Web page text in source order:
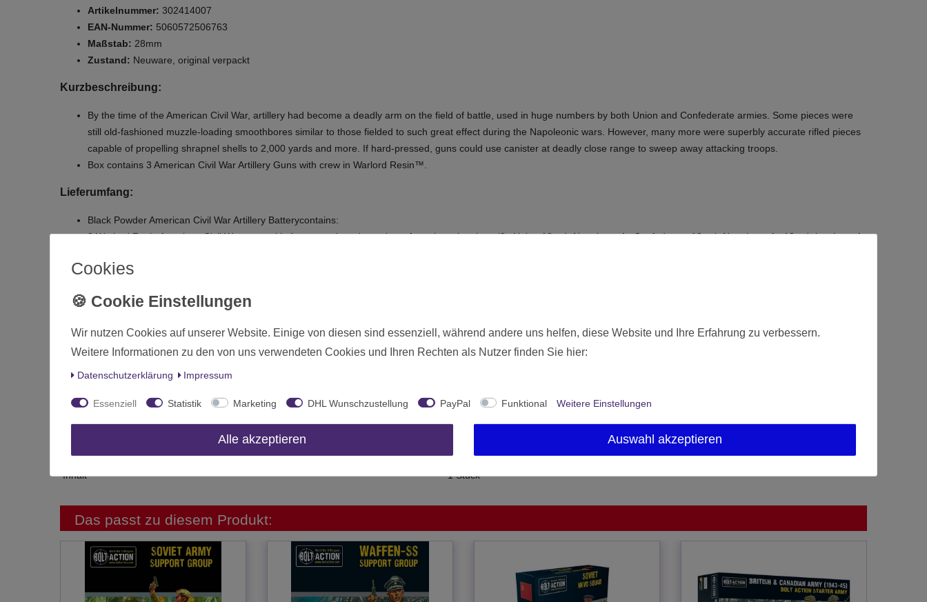
Artikelnummer: 302414007
EAN-Nummer: 5060572506763
Maßstab: 28mm
Zustand: Neuware, original verpackt
Kurzbeschreibung:
By the time of the American Civil War, artillery had become a deadly arm on the field of battle, used in huge numbers by both Union and Confederate armies. Some pieces were
still old-fashioned muzzle-loading smoothbores similar to those fielded to such great effect during the Napoleonic wars. However, many more were superbly accurate rifled pieces
capable of propelling shrapnel shells to 2,000 yards and more. If hard-pressed, guns could use canister at deadly close range to sweep away attacking troops.
Box contains 3 American Civil War Artillery Guns with crew in Warlord Resin™.
Lieferumfang:
Black Powder American Civil War Artillery Batterycontains:
3 Warlord Resin American Civil War guns with 4 crew each and a variety of gun barrel options (3x Union 12-pdr Napoleon, 1x Confederate 12-pdr Napoleon, 1x 12-pdr howitzer, 1x
MDF Snake Fence scenery
Altersfreigabe Ab 12 freigegeben
Herstellungsland United Kingdom
Inhalt 1 Stück
Das passt zu diesem Produkt:
Cookies
Wir nutzen Cookies auf unserer Website. Einige von diesen sind essenziell, während andere uns helfen, diese Website und Ihre Erfahrung zu verbessern.
Weitere Informationen zu den von uns verwendeten Cookies und Ihren Rechten als Nutzer finden Sie hier:
Daten­schutz­erklärung Impressum
Essenziell Statistik Marketing DHL Wunschzustellung PayPal Funktional Weitere Einstellungen
Alle akzeptieren Auswahl akzeptieren